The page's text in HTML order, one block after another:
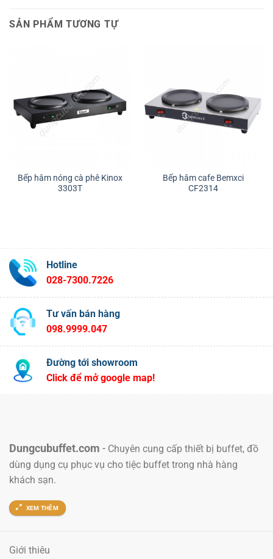
SẢN PHẨM TƯƠNG TỰ
Bếp hâm nóng cà phê Kinox
3303T
Bếp hâm cafe Bemxci
CF2314
Hotline
028-7300.7226
Tư vấn bán hàng
098.9999.047
Đường tới showroom
Click để mở google map!
Dungcubuffet.com - Chuyên cung cấp thiết bị buffet, đồ
dùng dụng cụ phục vụ cho tiệc buffet trong nhà hàng
khách sạn.
XEM THÊM
Giới thiêu